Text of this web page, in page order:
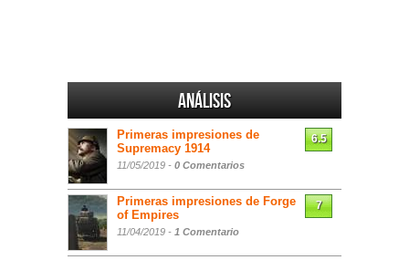
Análisis
Primeras impresiones de
Supremacy 1914
11/05/2019 - 0 Comentarios
6.5
Primeras impresiones de Forge
of Empires
11/04/2019 - 1 Comentario
7